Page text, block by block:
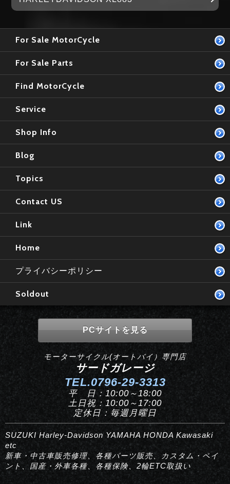
For Sale MotorCycle
For Sale Parts
Find MotorCycle
Service
Shop Info
Blog
Topics
Contact US
Link
Home
プライバシーポリシー
Soldout
PCサイトを見る
モーターサイクル(オートバイ）専門店
サードガレージ
TEL.0796-29-3313
平 日：10:00～18:00
土日祝：10:00～17:00
定休日：毎週月曜日
SUZUKI Harley-Davidson YAMAHA HONDA Kawasaki
etc
新車・中古車販売修理、各種パーツ販売、カスタム・ペイ
ント、国産・外車各種、各種保険、2輪ETC取扱い